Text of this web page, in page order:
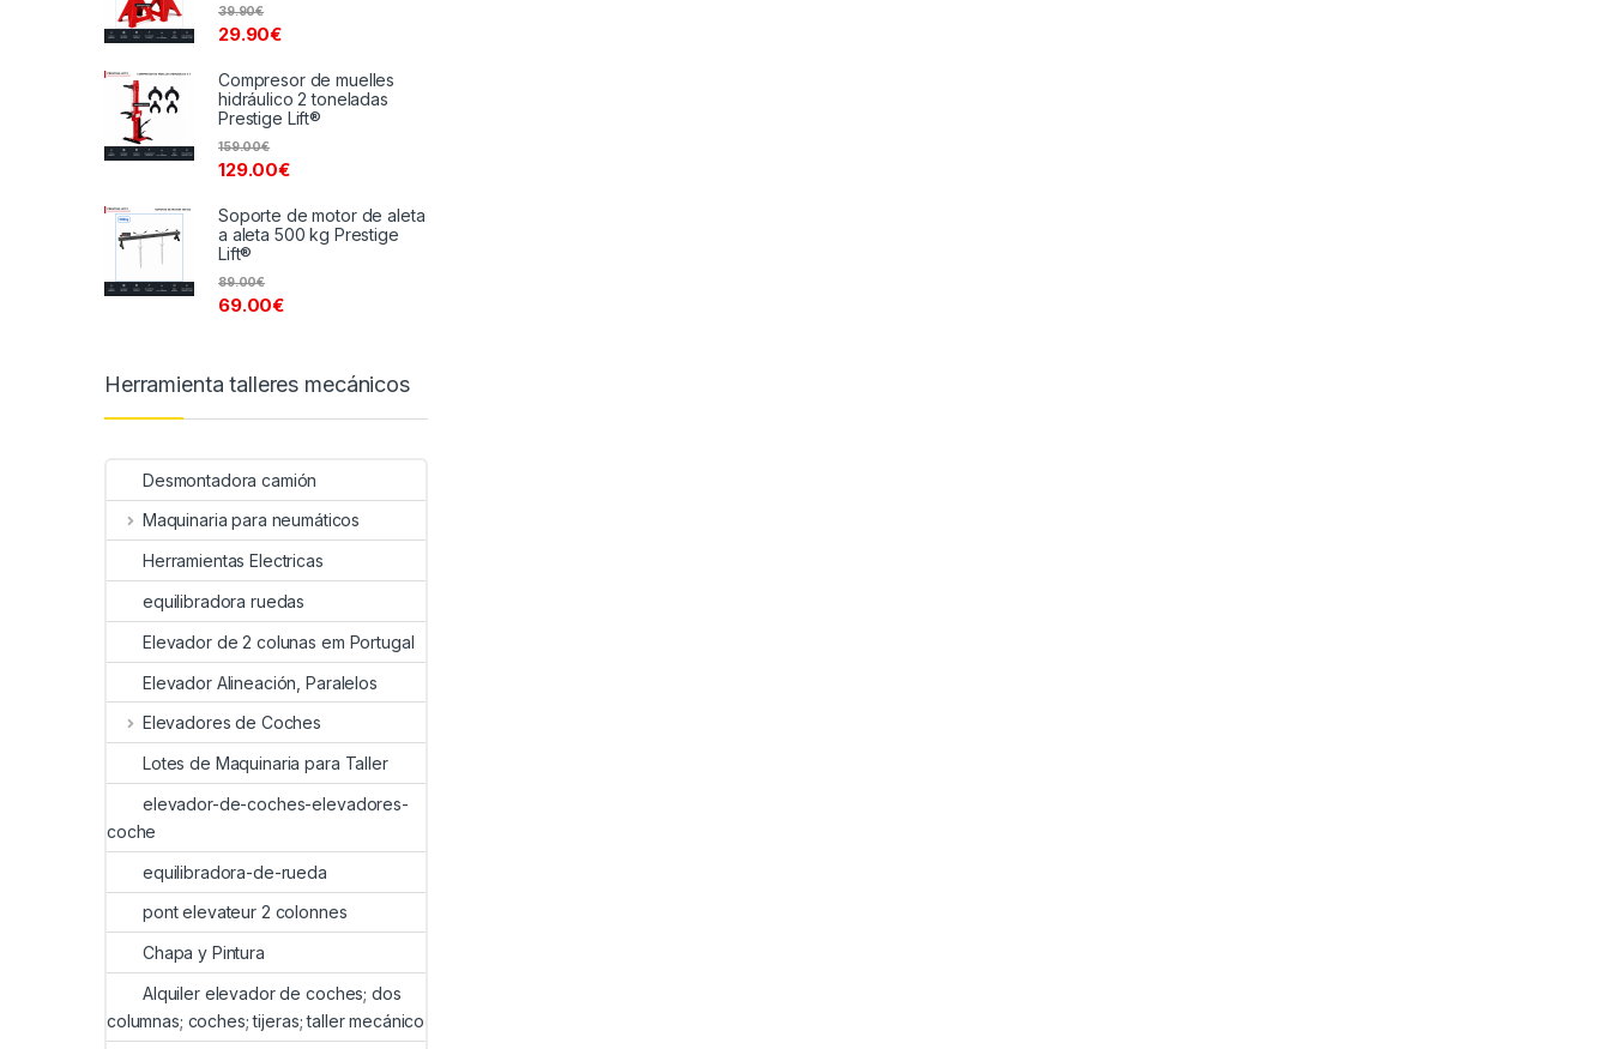
29.90€
39.90€
Compresor de muelles
hidráulico 2 toneladas
Prestige Lift®
129.00€
159.00€
Soporte de motor de aleta
a aleta 500 kg Prestige
Lift®
69.00€
89.00€
Herramienta talleres mecánicos
Desmontadora camión
Maquinaria para neumáticos
Herramientas Electricas
equilibradora ruedas
Elevador de 2 colunas em Portugal
Elevador Alineación, Paralelos
Elevadores de Coches
Lotes de Maquinaria para Taller
elevador-de-coches-elevadores-
coche
equilibradora-de-rueda
pont elevateur 2 colonnes
Chapa y Pintura
Alquiler elevador de coches; dos
columnas; coches; tijeras; taller mecánico